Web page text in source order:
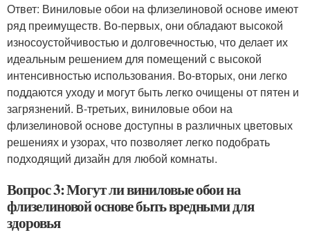
Ответ: Виниловые обои на флизелиновой основе имеют
ряд преимуществ. Во-первых, они обладают высокой
износоустойчивостью и долговечностью, что делает их
идеальным решением для помещений с высокой
интенсивностью использования. Во-вторых, они легко
поддаются уходу и могут быть легко очищены от пятен и
загрязнений. В-третьих, виниловые обои на
флизелиновой основе доступны в различных цветовых
решениях и узорах, что позволяет легко подобрать
подходящий дизайн для любой комнаты.
Вопрос 3: Могут ли виниловые обои на
флизелиновой основе быть вредными для
здоровья